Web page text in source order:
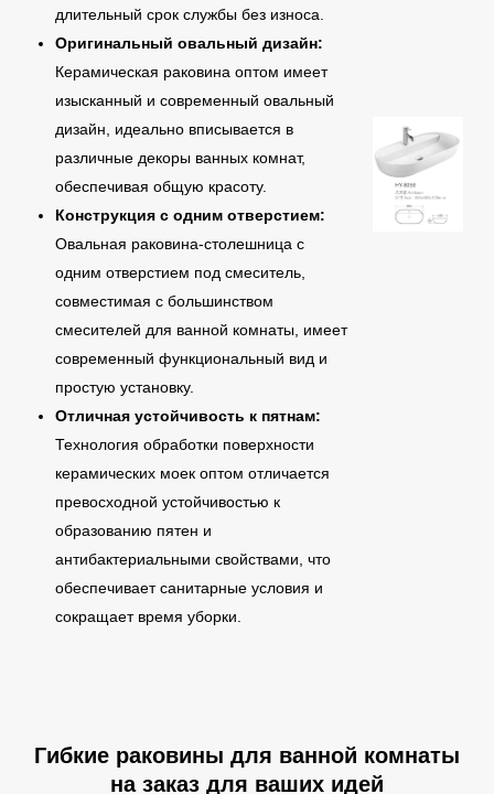
длительный срок службы без износа.
Оригинальный овальный дизайн:
Керамическая раковина оптом имеет
изысканный и современный овальный
дизайн, идеально вписывается в
различные декоры ванных комнат,
обеспечивая общую красоту.
Конструкция с одним отверстием:
Овальная раковина-столешница с
одним отверстием под смеситель,
совместимая с большинством
смесителей для ванной комнаты, имеет
современный функциональный вид и
простую установку.
Отличная устойчивость к пятнам:
Технология обработки поверхности
керамических моек оптом отличается
превосходной устойчивостью к
образованию пятен и
антибактериальными свойствами, что
обеспечивает санитарные условия и
сокращает время уборки.
Гибкие раковины для ванной комнаты
на заказ для ваших идей